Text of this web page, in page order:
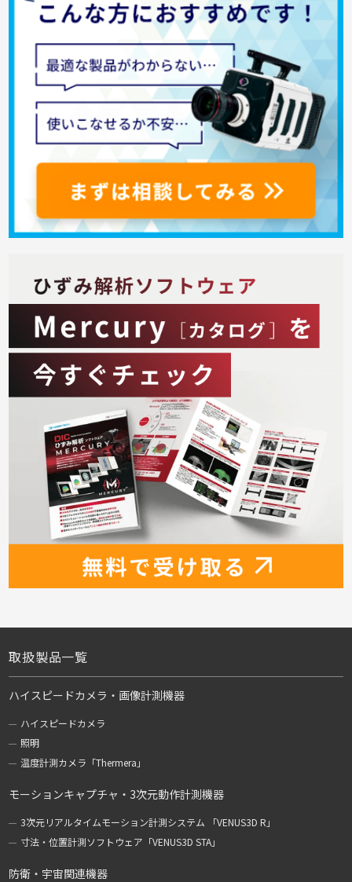
取扱製品一覧
ハイスピードカメラ・画像計測機器
ハイスピードカメラ
照明
温度計測カメラ「Thermera」
モーションキャプチャ・3次元動作計測機器
3次元リアルタイムモーション計測システム 「VENUS3D R」
寸法・位置計測ソフトウェア「VENUS3D STA」
防衛・宇宙関連機器